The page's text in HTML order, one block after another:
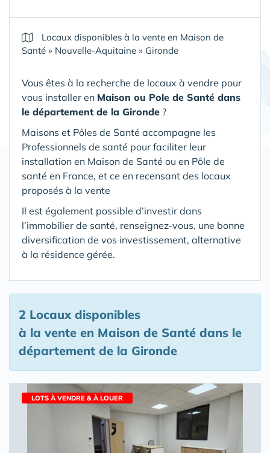
Locaux disponibles à la vente en Maison de
Santé » Nouvelle-Aquitaine » Gironde
Vous êtes à la recherche de locaux à vendre pour
vous installer en Maison ou Pole de Santé dans
le département de la Gironde ?
Maisons et Pôles de Santé accompagne les
Professionnels de santé pour faciliter leur
installation en Maison de Santé ou en Pôle de
santé en France, et ce en recensant des locaux
proposés à la vente
Il est également possible d’investir dans
l’immobilier de santé, renseignez-vous, une bonne
diversification de vos investissement, alternative
à la résidence gérée.
2 Locaux disponibles
à la vente en Maison de Santé dans le
département de la Gironde
LOTS À VENDRE & À LOUER